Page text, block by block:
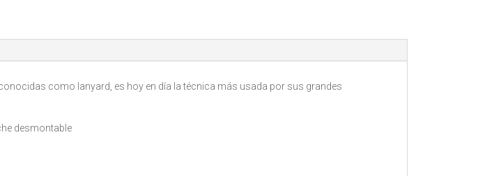
19S1SD
como lanyard, es hoy en día la técnica más usada por sus grandes
desmontable